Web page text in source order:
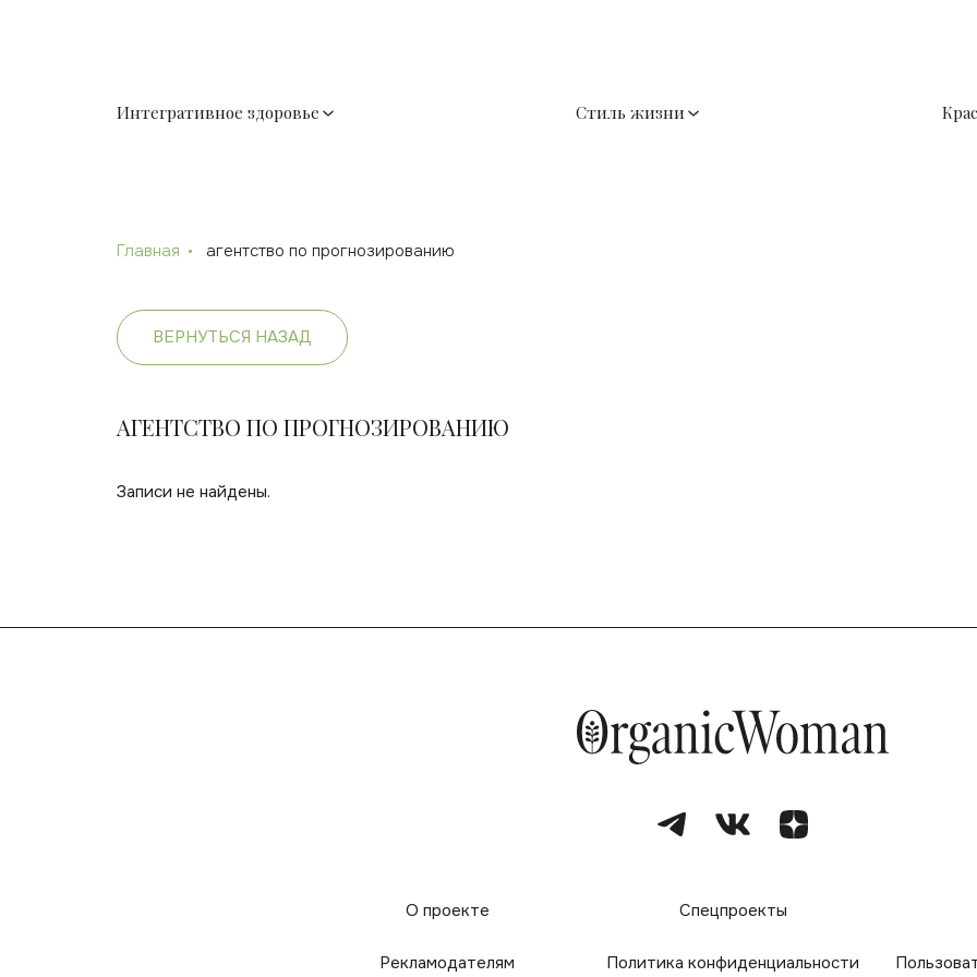
Интегративное здоровье Стиль жизни
Главная агентство по прогнозированию
ВЕРНУТЬСЯ НАЗАД
АГЕНТСТВО ПО ПРОГНОЗИРОВАНИЮ
Записи не найдены.
О проекте Спецпроекты
Рекламодателям Политика конфиденциальности